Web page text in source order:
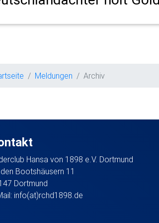
Meldungen Archiv
Hansa von 1898 e.V. Dortmund
Bootshäusern 11
Dortmund
info(at)rchd1898.de